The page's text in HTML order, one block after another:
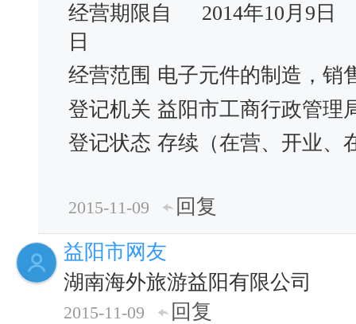
经营期限自
2014年10月9日
日
经营范围 电子元件的制造，销
登记机关 益阳市工商行政管理
登记状态 存续（在营、开业、
2015-11-09
回复
益阳市网友
湖南海外旅游益阳有限公司
2015-11-09
回复